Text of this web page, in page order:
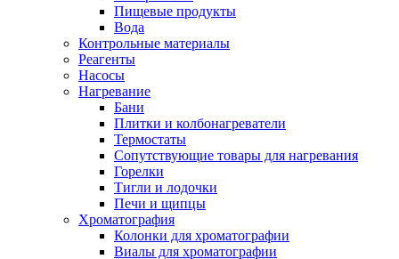
Пищевые продукты
Вода
Контрольные материалы
Реагенты
Насосы
Нагревание
Бани
Плитки и колбонагреватели
Термостаты
Сопутствующие товары для нагревания
Горелки
Тигли и лодочки
Печи и щипцы
Хроматография
Колонки для хроматографии
Виалы для хроматографии